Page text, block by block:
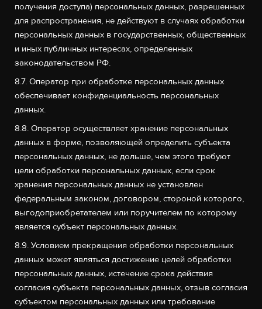
получения доступа) персональных данных, разрешенных
для распространения, не действуют в случаях обработки
персональных данных в государственных, общественных
и иных публичных интересах, определенных
законодательством РФ.
8.7. Оператор при обработке персональных данных
обеспечивает конфиденциальность персональных
данных.
8.8. Оператор осуществляет хранение персональных
данных в форме, позволяющей определить субъекта
персональных данных, не дольше, чем этого требуют
цели обработки персональных данных, если срок
хранения персональных данных не установлен
федеральным законом, договором, стороной которого,
выгодоприобретателем или поручителем по которому
является субъект персональных данных.
8.9. Условием прекращения обработки персональных
данных может являться достижение целей обработки
персональных данных, истечение срока действия
согласия субъекта персональных данных, отзыв согласия
субъектом персональных данных или требование